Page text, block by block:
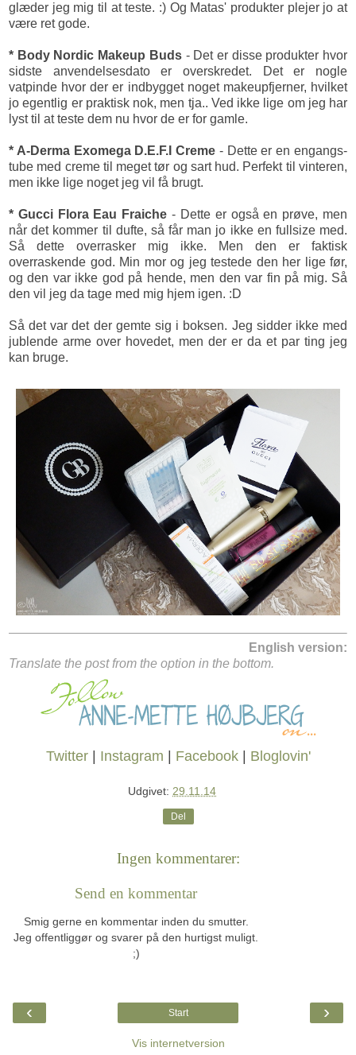
glæder jeg mig til at teste. :) Og Matas' produkter plejer jo at
være ret gode.
* Body Nordic Makeup Buds- Det er disse produkter hvor
sidste anvendelsesdato er overskredet. Det er nogle
vatpinde hvor der er indbygget noget makeupfjerner, hvilket
jo egentlig er praktisk nok, men tja.. Ved ikke lige om jeg har
lyst til at teste dem nu hvor de er for gamle.
* A-Derma Exomega D.E.F.I Creme - Dette er en engangs-
tube med creme til meget tør og sart hud. Perfekt til vinteren,
men ikke lige noget jeg vil få brugt.
* Gucci Flora Eau Fraiche - Dette er også en prøve, men
når det kommer til dufte, så får man jo ikke en fullsize med.
Så dette overrasker mig ikke. Men den er faktisk
overraskende god. Min mor og jeg testede den her lige før,
og den var ikke god på hende, men den var fin på mig. Så
den vil jeg da tage med mig hjem igen. :D
Så det var det der gemte sig i boksen. Jeg sidder ikke med
jublende arme over hovedet, men der er da et par ting jeg
kan bruge.
English version:
Translate the post from the option in the bottom.
Twitter| Instagram | Facebook| Bloglovin'
Udgivet:29.11.14
Del
Ingen kommentarer:
Send en kommentar
Smig gerne en kommentar inden du smutter.
Jeg offentliggør og svarer på den hurtigst muligt.
;)
‹ ›
Start
Vis internetversion